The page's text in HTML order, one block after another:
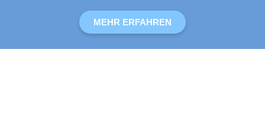
MEHR ERFAHREN